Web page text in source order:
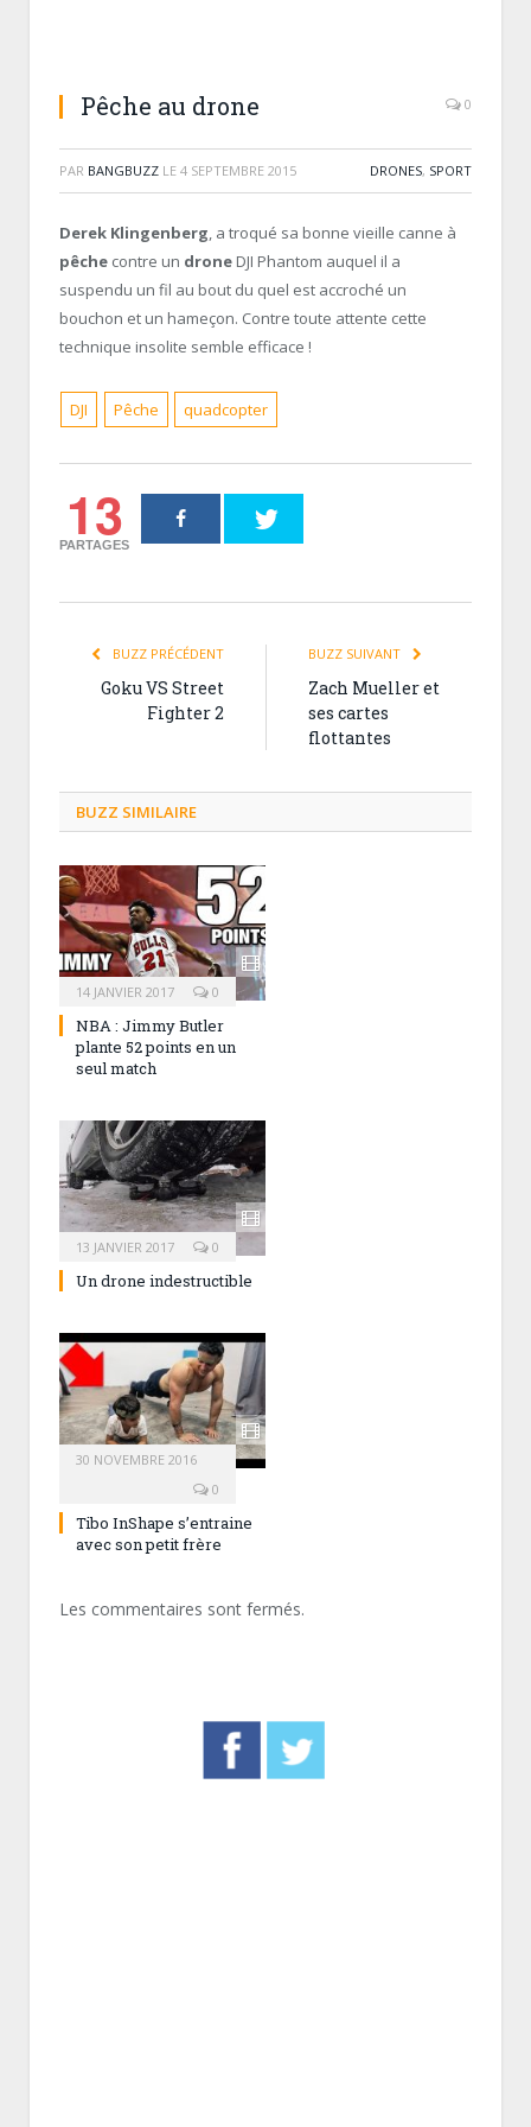
Pêche au drone 0
PAR BANGBUZZ LE 4 SEPTEMBRE 2015 DRONES, SPORT
Derek Klingenberg, a troqué sa bonne vieille canne à
pêche contre un drone DJI Phantom auquel il a
suspendu un fil au bout du quel est accroché un
bouchon et un hameçon. Contre toute attente cette
technique insolite semble efficace !
DJI Pêche quadcopter
13
PARTAGES
BUZZ PRÉCÉDENT
Goku VS Street
Fighter 2
BUZZ SUIVANT
Zach Mueller et
ses cartes
flottantes
BUZZ SIMILAIRE
14 JANVIER 2017 0
NBA : Jimmy Butler
plante 52 points en un
seul match
13 JANVIER 2017 0
Un drone indestructible
30 NOVEMBRE 2016
0
Tibo InShape s’entraine
avec son petit frère
Les commentaires sont fermés.